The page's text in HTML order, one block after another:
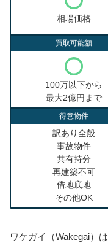
相場価格
買取可能額
100万以下から
最大2億円まで
得意物件
訳あり全般
事故物件
共有持分
再建築不可
借地底地
その他OK
ワケガイ（Wakegai）は